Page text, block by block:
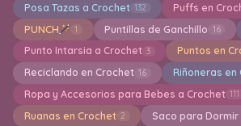
Posa Tazas a Crochet 132 Puffs en
PUNCH 1 Puntillas de Ganchillo 16
Punto Intarsia a Crochet 3 Puntos en
Reciclando en Crochet 16 Riñoneras en
Ropa y Accesorios para Bebes a Crochet 111
Ruanas en Crochet 2 Saco para Dormir